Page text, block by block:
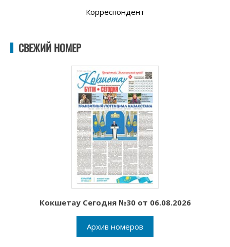
Корреспондент
СВЕЖИЙ НОМЕР
Кокшетау Сегодня №30 от 06.08.2026
Архив номеров